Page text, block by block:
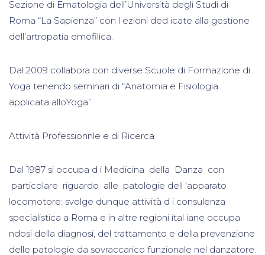
Sezione di Ematologia dell’Università degli Studi di
Roma “La Sapienza” con l ezioni ded icate alla gestione
dell’artropatia emofilica.
Dal 2009 collabora con diverse Scuole di Formazione di
Yoga tenendo seminari di “Anatomia e Fisiologia
applicata alloYoga”.
Attività Professionnle e di Ricerca
Dal 1987 si occupa d i Medicina della Danza con
particolare riguardo alle patologie dell ‘apparato
locomotore: svolge dunque attività d i consulenza
specialistica a Roma e in altre regioni ital iane occupa
ndosi della diagnosi, del trattamento e della prevenzione
delle patologie da sovraccarico funzionale nel danzatore.